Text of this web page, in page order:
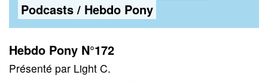
Podcasts/ Hebdo Pony
Hebdo Pony N°172
Présenté par Light C.